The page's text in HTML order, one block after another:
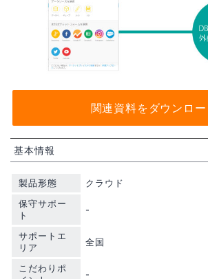
関連資料をダウンロー
基本情報
製品形態
クラウド
保守サポー
ト
-
サポートエ
リア
全国
こだわりポ
-